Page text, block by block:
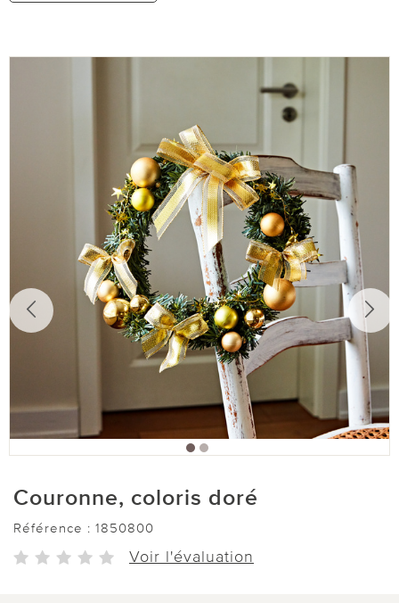
Couronne, coloris doré
Référence : 1850800
Voir l'évaluation